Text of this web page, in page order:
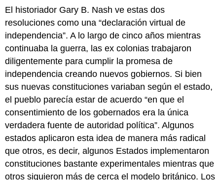
El historiador Gary B. Nash ve estas dos
resoluciones como una “declaración virtual de
independencia”. A lo largo de cinco años mientras
continuaba la guerra, las ex colonias trabajaron
diligentemente para cumplir la promesa de
independencia creando nuevos gobiernos. Si bien
sus nuevas constituciones variaban según el estado,
el pueblo parecía estar de acuerdo “en que el
consentimiento de los gobernados era la única
verdadera fuente de autoridad política”. Algunos
estados aplicaron esta idea de manera más radical
que otros, es decir, algunos Estados implementaron
constituciones bastante experimentales mientras que
otros siguieron más de cerca el modelo británico. Los